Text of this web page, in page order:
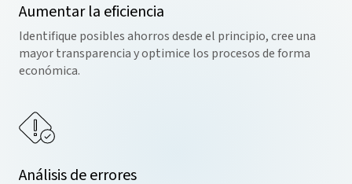
Aumentar la eficiencia
Identifique posibles ahorros desde el principio, cree una
mayor transparencia y optimice los procesos de forma
económica.
Análisis de errores